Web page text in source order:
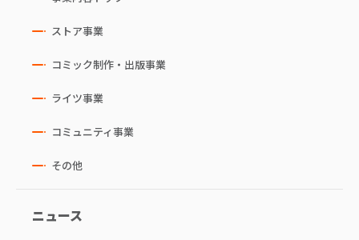
ストア事業
コミック制作・出版事業
ライツ事業
コミュニティ事業
その他
ニュース